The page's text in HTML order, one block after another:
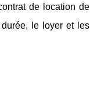
de location de
le loyer et les